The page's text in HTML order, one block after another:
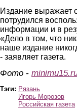
Издание выражает
потрудился
информации и в
«Дело в том, что
наше издание
- заявляет газета.
Фото -
Тэги: Рязань
Игорь Морозов
Российская газета